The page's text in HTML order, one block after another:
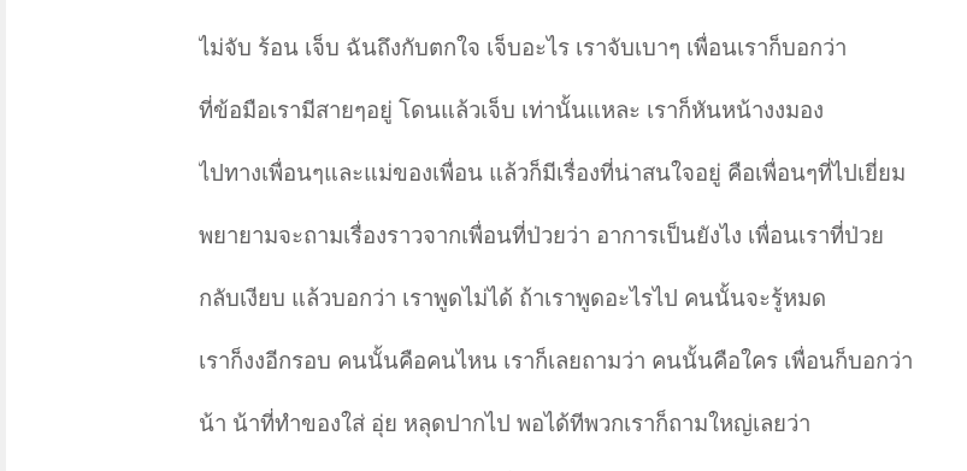
ไม่จับ ร้อน เจ็บ ฉันถึงกับตกใจ เจ็บอะไร เราจับเบาๆ เพื่อนเราก็บอกว่า
ที่ข้อมือเรามีสายๆอยู่ โดนแล้วเจ็บ เท่านั้นแหละ เราก็หันหน้างงมอง
ไปทางเพื่อนๆและแม่ของเพื่อน แล้วก็มีเรื่องที่น่าสนใจอยู่ คือเพื่อนๆที่ไปเยี่ยม
พยายามจะถามเรื่องราวจากเพื่อนที่ป่วยว่า อาการเป็นยังไง เพื่อนเราที่ป่วย
กลับเงียบ แล้วบอกว่า เราพูดไม่ได้ ถ้าเราพูดอะไรไป คนนั้นจะรู้หมด
เราก็งงอีกรอบ คนนั้นคือคนไหน เราก็เลยถามว่า คนนั้นคือใคร เพื่อนก็บอกว่า
น้า น้าที่ทำของใส่ อุ่ย หลุดปากไป พอได้ทีพวกเราก็ถามใหญ่เลยว่า